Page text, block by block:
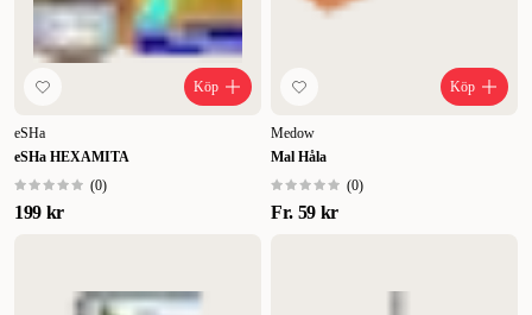
Köp
eSHa
eSHa HEXAMITA
(0)
199 kr
Köp
Medow
Mal Håla
(0)
Fr. 59 kr